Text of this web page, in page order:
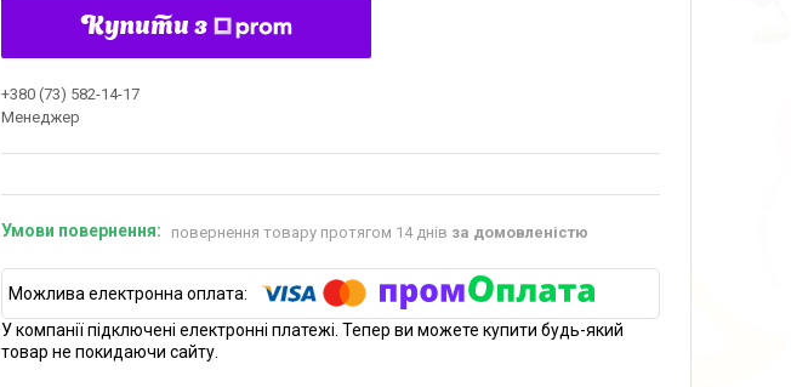
Купити з
+380 (73) 582-14-17
Менеджер
повернення товару протягом 14 днів за домовленістю
У компанії підключені електронні платежі. Тепер ви можете купити будь-який
товар не покидаючи сайту.